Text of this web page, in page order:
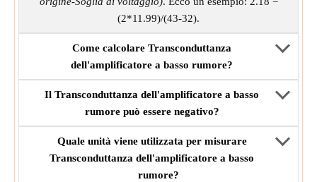
(2*11.99)/(43-32).
Come calcolare Transconduttanza
dell'amplificatore a basso rumore?
Il Transconduttanza dell'amplificatore a basso
rumore può essere negativo?
Quale unità viene utilizzata per misurare
Transconduttanza dell'amplificatore a basso
rumore?